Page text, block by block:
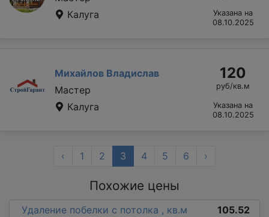
Калуга
Указана на
08.10.2025
Михайлов Владислав
Мастер
Калуга
120
руб/кв.м
Указана на
08.10.2025
‹ 1 2 3 4 5 6 ›
Похожие цены
Удаление побелки с потолка , кв.м 105.52